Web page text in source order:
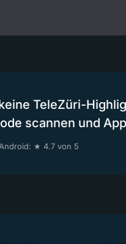
TeleZüri-
scannen und
Android: ★ 4.7 von 5